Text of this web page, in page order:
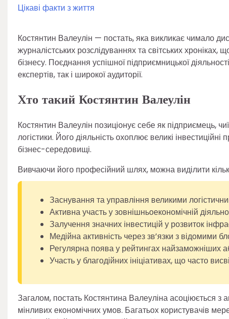
Цікаві факти з життя
Костянтин Валеулін — постать, яка викликає чимало
журналістських розслідуваннях та світських
бізнесу. Поєднання успішної підприємницької
експертів, так і широкої аудиторії.
Хто такий Костянтин Валеулін
Костянтин Валеулін позиціонує себе як підприємець,
логістики. Його діяльність охоплює великі
бізнес-середовищі.
Вивчаючи його професійний шлях, можна виділити
Заснування та управління великими
Активна участь у зовнішньоекономічній
Залучення значних інвестицій у розвиток
Медійна активність через зв’язки з відомими
Регулярна поява у рейтингах найзаможніших
Участь у благодійних ініціативах, що часто
Загалом, постать Костянтина Валеуліна асоціюється
мінливих економічних умов. Багатьох користувачів